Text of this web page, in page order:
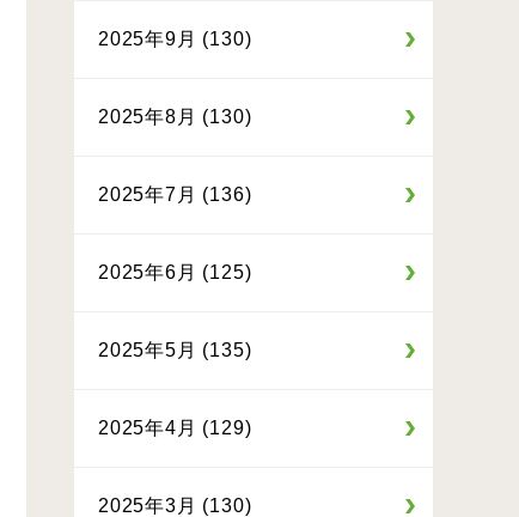
2025年9月 (130)
2025年8月 (130)
2025年7月 (136)
2025年6月 (125)
2025年5月 (135)
2025年4月 (129)
2025年3月 (130)